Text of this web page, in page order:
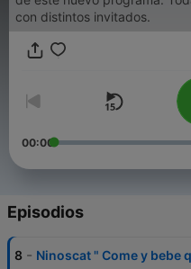
con distintos invitados.
00:00
Episodios
8 - Ninoscat " Come y bebe